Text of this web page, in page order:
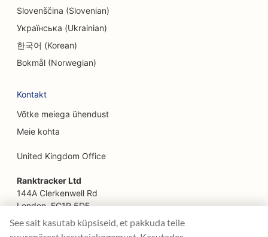
SEO põgenemistubade jaoks
SEO Facelift teenuste jaoks
SEO pererestoranidele
SEO põllumajandusettevõtetest toidukohti
SEO finantsplaneerijatele
SEO finantsteenuste jaoks
SEO Fine Dining restoranidele
SEO kiirtoidurestoranidele
SEO floristidele
Slovenščina (Slovenian)
Українська (Ukrainian)
한국어 (Korean)
Bokmål (Norwegian)
Kontakt
Võtke meiega ühendust
Meie kohta
United Kingdom Office
Ranktracker Ltd
144A Clerkenwell Rd
London, EC1R 5DF
Company No: 08820809
felix@ranktracker.com
See sait kasutab küpsiseid, et pakkuda teile